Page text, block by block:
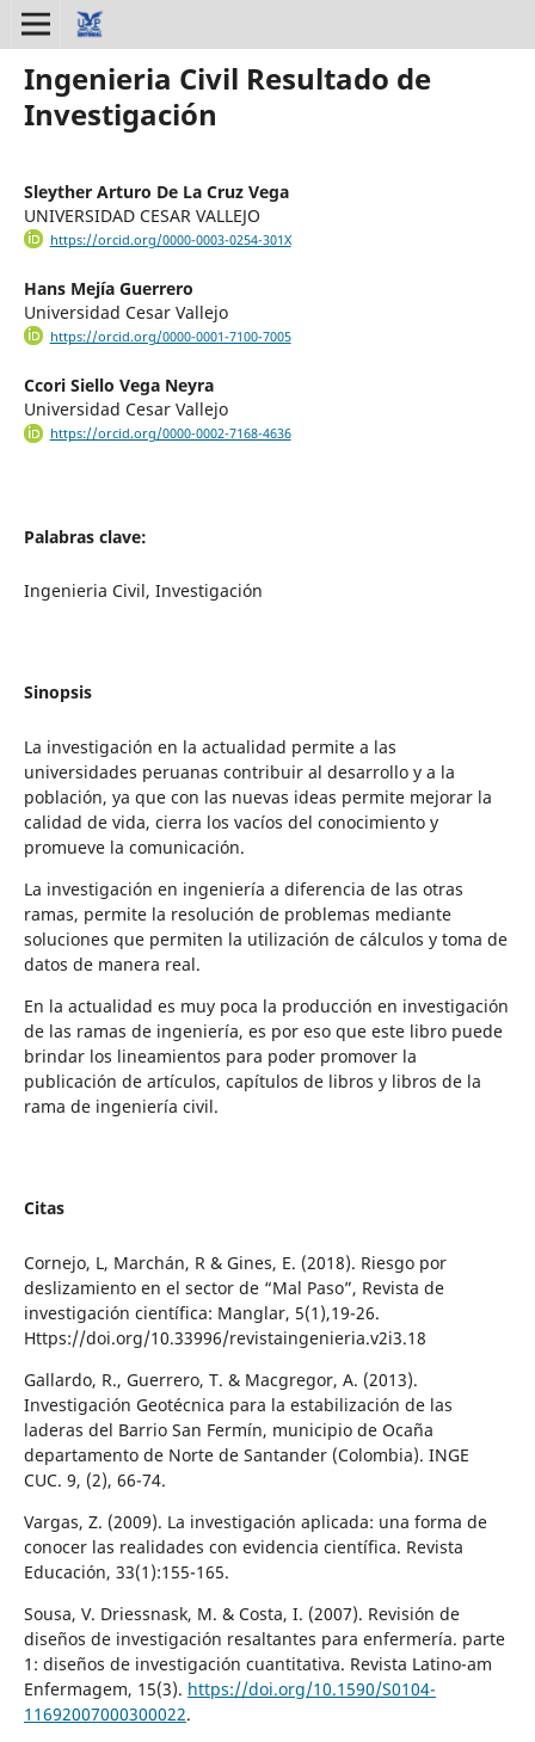
Ingenieria Civil Resultado de
Investigación
Sleyther Arturo De La Cruz Vega
UNIVERSIDAD CESAR VALLEJO
https://orcid.org/0000-0003-0254-301X
Hans Mejía Guerrero
Universidad Cesar Vallejo
https://orcid.org/0000-0001-7100-7005
Ccori Siello Vega Neyra
Universidad Cesar Vallejo
https://orcid.org/0000-0002-7168-4636
Palabras clave:
Ingenieria Civil, Investigación
Sinopsis
La investigación en la actualidad permite a las
universidades peruanas contribuir al desarrollo y a la
población, ya que con las nuevas ideas permite mejorar la
calidad de vida, cierra los vacíos del conocimiento y
promueve la comunicación.
La investigación en ingeniería a diferencia de las otras
ramas, permite la resolución de problemas mediante
soluciones que permiten la utilización de cálculos y toma de
datos de manera real.
En la actualidad es muy poca la producción en investigación
de las ramas de ingeniería, es por eso que este libro puede
brindar los lineamientos para poder promover la
publicación de artículos, capítulos de libros y libros de la
rama de ingeniería civil.
Citas
Cornejo, L, Marchán, R & Gines, E. (2018). Riesgo por
deslizamiento en el sector de “Mal Paso”, Revista de
investigación científica: Manglar, 5(1),19-26.
Https://doi.org/10.33996/revistaingenieria.v2i3.18
Gallardo, R., Guerrero, T. & Macgregor, A. (2013).
Investigación Geotécnica para la estabilización de las
laderas del Barrio San Fermín, municipio de Ocaña
departamento de Norte de Santander (Colombia). INGE
CUC. 9, (2), 66-74.
Vargas, Z. (2009). La investigación aplicada: una forma de
conocer las realidades con evidencia científica. Revista
Educación, 33(1):155-165.
Sousa, V. Driessnask, M. & Costa, I. (2007). Revisión de
diseños de investigación resaltantes para enfermería. parte
1: diseños de investigación cuantitativa. Revista Latino-am
Enfermagem, 15(3). https://doi.org/10.1590/S0104-
11692007000300022.